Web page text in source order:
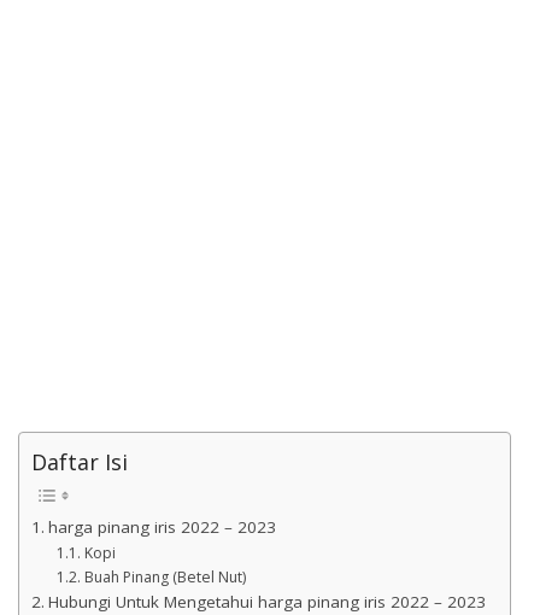
Daftar Isi
harga pinang iris 2022 – 2023
Kopi
Buah Pinang (Betel Nut)
Hubungi Untuk Mengetahui harga pinang iris 2022 – 2023